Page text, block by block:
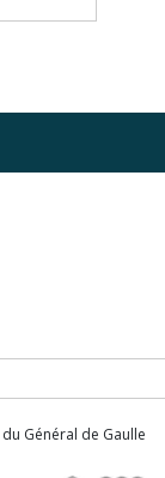
Général de Gaulle